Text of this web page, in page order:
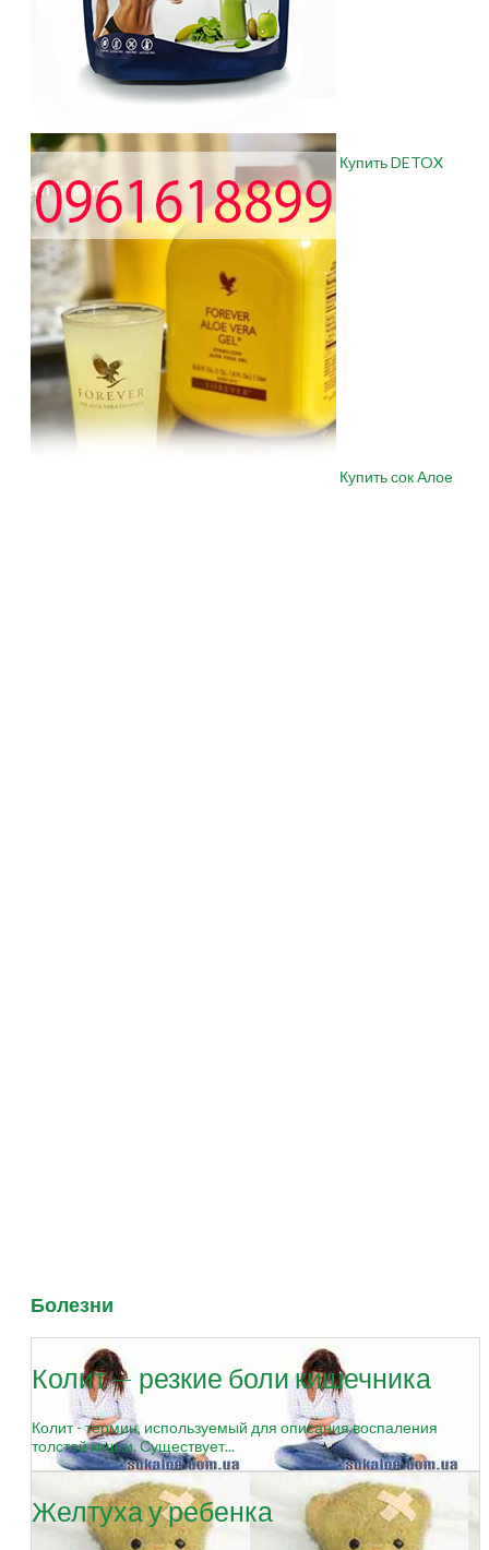
Купить DETOX
Купить сок Алое
Болезни
Колит — резкие боли кишечника
Колит - термин, используемый для описания воспаления
толстой кишки. Существует...
Желтуха у ребенка